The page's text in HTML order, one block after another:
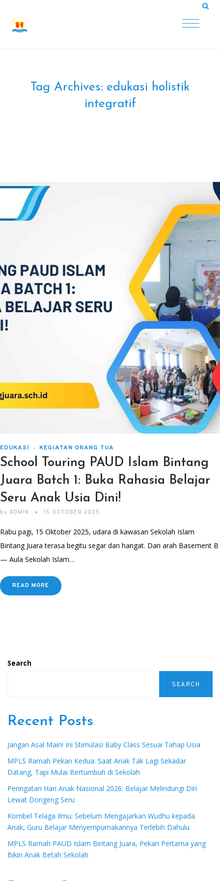
Tag Archives: edukasi holistik
integratif
EDUKASI KEGIATAN ORANG TUA
School Touring PAUD Islam Bintang
Juara Batch 1: Buka Rahasia Belajar
Seru Anak Usia Dini!
by ADMIN 15 OCTOBER 2025
Rabu pagi, 15 Oktober 2025, udara di kawasan Sekolah Islam
Bintang Juara terasa begitu segar dan hangat. Dari arah Basement B
— Aula Sekolah Islam…
READ MORE
Search
SEARCH
Recent Posts
Jangan Asal Main! Ini Stimulasi Baby Class Sesuai Tahap Usia
MPLS Ramah Pekan Kedua: Saat Anak Tak Lagi Sekadar
Datang, Tapi Mulai Bertumbuh di Sekolah
Peringatan Hari Anak Nasional 2026: Belajar Melindungi Diri
Lewat Dongeng Seru
Kombel Telaga Ilmu: Sebelum Mengajarkan Wudhu kepada
Anak, Guru Belajar Menyempurnakannya Terlebih Dahulu
MPLS Ramah PAUD Islam Bintang Juara, Pekan Pertama yang
Bikin Anak Betah Sekolah